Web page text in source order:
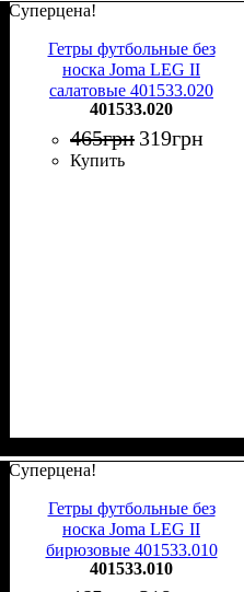
Суперцена!
Гетры футбольные без
носка Joma LEG II
салатовые 401533.020
401533.020
465грн 319грн
Купить
Суперцена!
Гетры футбольные без
носка Joma LEG II
бирюзовые 401533.010
401533.010